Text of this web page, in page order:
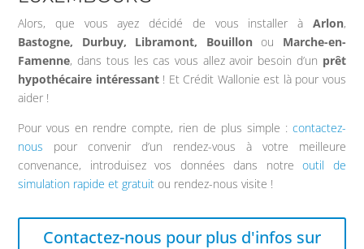
Alors, que vous ayez décidé de vous installer à Arlon,
Bastogne, Durbuy, Libramont, Bouillonou Marche-en-
Famenne, dans tous les cas vous allez avoir besoin d’un prêt
hypothécaire intéressant! Et Crédit Wallonie est là pour vous
aider !
Pour vous en rendre compte, rien de plus simple : contactez-
nous pour convenir d’un rendez-vous à votre meilleure
convenance, introduisez vos données dans notreoutil de
simulation rapide et gratuit ou rendez-nous visite !
Contactez-nous pour plus d'infos sur